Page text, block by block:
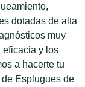
dotadas de alta
muy
eficacia y los
a hacerte tu
Esplugues de